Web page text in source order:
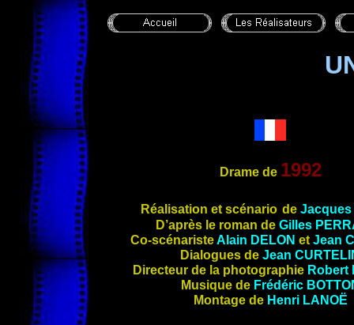
Drame de 1992
Réalisation et scénario de Jacques
D’après le roman de Gilles
Co-scénaristeAlain DELON et Jean
Dialogues de Jean
Directeur de la photographie Robert
Musique de Frédéric
Montage de Henri LANOË